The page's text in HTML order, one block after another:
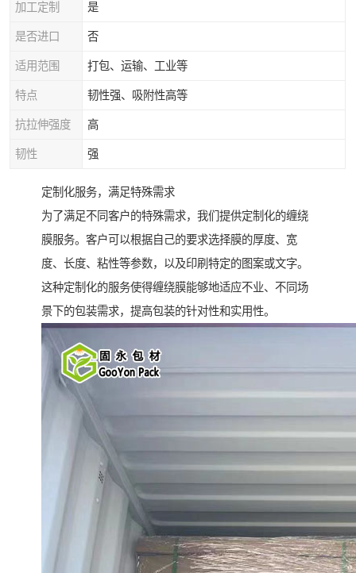
加工定制 是
是否进口 否
适用范围 打包、运输、工业等
特点 韧性强、吸附性高等
抗拉伸强度 高
韧性 强
定制化服务，满足特殊需求
为了满足不同客户的特殊需求，我们提供定制化的缠绕
膜服务。客户可以根据自己的要求选择膜的厚度、宽
度、长度、粘性等参数，以及印刷特定的图案或文字。
这种定制化的服务使得缠绕膜能够地适应不业、不同场
景下的包装需求，提高包装的针对性和实用性。